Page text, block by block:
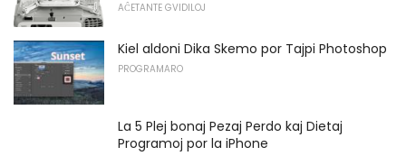
AĈETANTE GVIDILOJ
Kiel aldoni Dika Skemo por Tajpi Photoshop
PROGRAMARO
La 5 Plej bonaj Pezaj Perdo kaj Dietaj
Programoj por la iPhone